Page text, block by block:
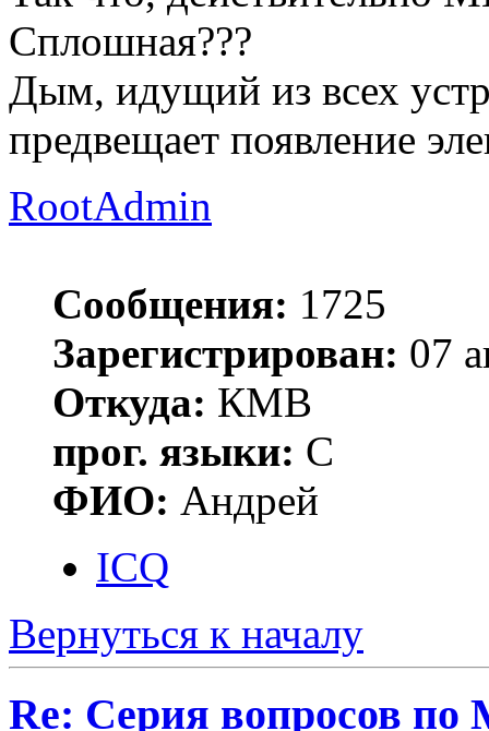
Сплошная???
Дым, идущий из всех
предвещает появление
RootAdmin
Сообщения: 1725
Зарегистрирован: 07
Откуда: КМВ
прог. языки: C
ФИО: Андрей
ICQ
Вернуться к началу
Re: Серия вопросов